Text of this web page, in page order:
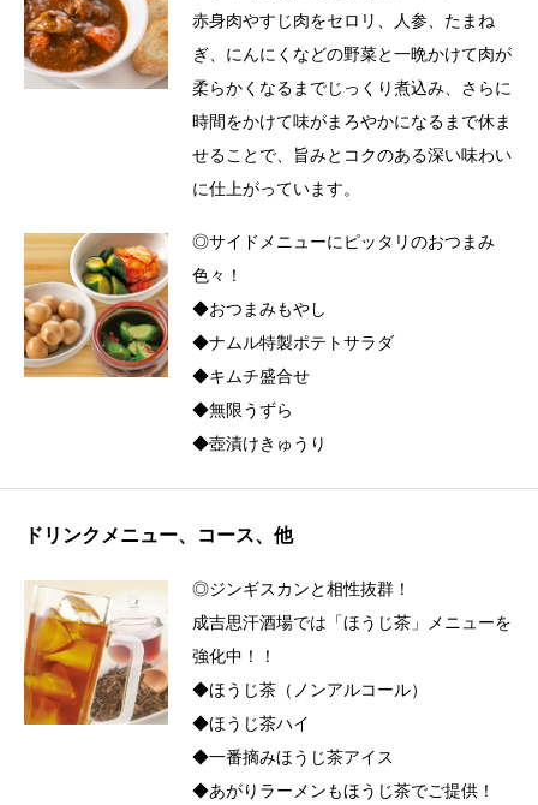
赤身肉やすじ肉をセロリ、人参、たまね
ぎ、にんにくなどの野菜と一晩かけて肉が
柔らかくなるまでじっくり煮込み、さらに
時間をかけて味がまろやかになるまで休ま
せることで、旨みとコクのある深い味わい
に仕上がっています。
◎サイドメニューにピッタリのおつまみ
色々！
◆おつまみもやし
◆ナムル特製ポテトサラダ
◆キムチ盛合せ
◆無限うずら
◆壺漬けきゅうり
ドリンクメニュー、コース、他
◎ジンギスカンと相性抜群！
成吉思汗酒場では「ほうじ茶」メニューを
強化中！！
◆ほうじ茶（ノンアルコール）
◆ほうじ茶ハイ
◆一番摘みほうじ茶アイス
◆あがりラーメンもほうじ茶でご提供！